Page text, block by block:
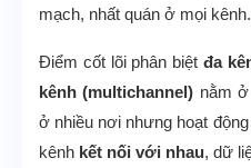
mạch, nhất quán ở mọi kênh.
Điểm cốt lõi phân biệt đa
kênh (multichannel) nằm
ở nhiều nơi nhưng hoạt
kênh kết nối với nhau, dữ